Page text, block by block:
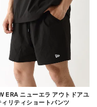
ERA ニューエラ アウトドアユ
ィリティショートパンツ